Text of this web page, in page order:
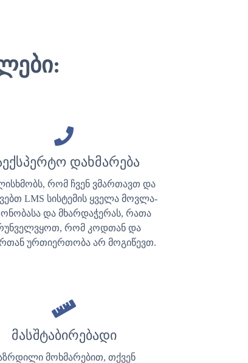
დახმარება
რომ ჩვენ ვმართავთ და
LMS სისტემის ყველა მოვლა-
და მხარდაჭერას, რათა
რომ კოდთან და
ურთიერთობა არ მოგიწევთ.
მასშტაბირებადი
მოხმარებით, თქვენ